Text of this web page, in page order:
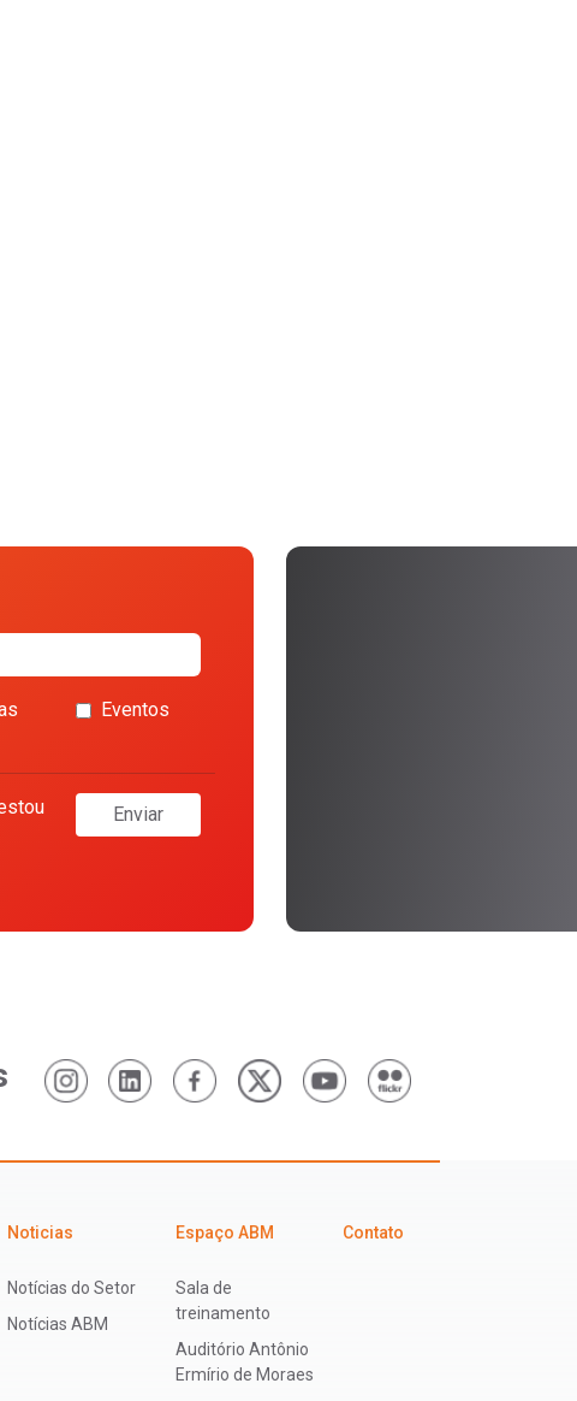
Eventos
Enviar
Noticias
Notícias do Setor
Notícias ABM
Espaço ABM
Sala de
treinamento
Auditório Antônio
Ermírio de Moraes
Contato